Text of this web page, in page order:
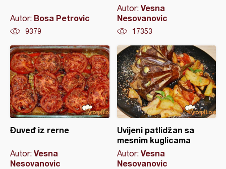
Autor: Bosa Petrovic
9379
Autor: Vesna
Nesovanovic
17353
Đuveđ iz rerne
Autor: Vesna
Nesovanovic
Uvijeni patlidžan sa
mesnim kuglicama
Autor: Vesna
Nesovanovic